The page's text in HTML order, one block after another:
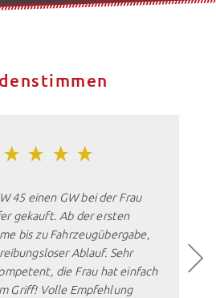
45 einen GW bei der Frau
gekauft. Ab der ersten
bis zu Fahrzeugübergabe,
Ablauf. Sehr
die Frau hat einfach
Griff! Volle Empfehlung